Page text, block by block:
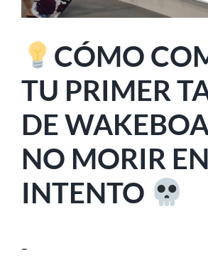
MI CUENTA
FOR:
CÓMO
TU PRIMER
DE
NO MORIR
INTENTO
–